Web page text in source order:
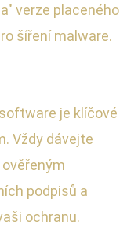
verze placeného
šíření malware.
je klíčové
Vždy dávejte
podpisů a
ochranu.